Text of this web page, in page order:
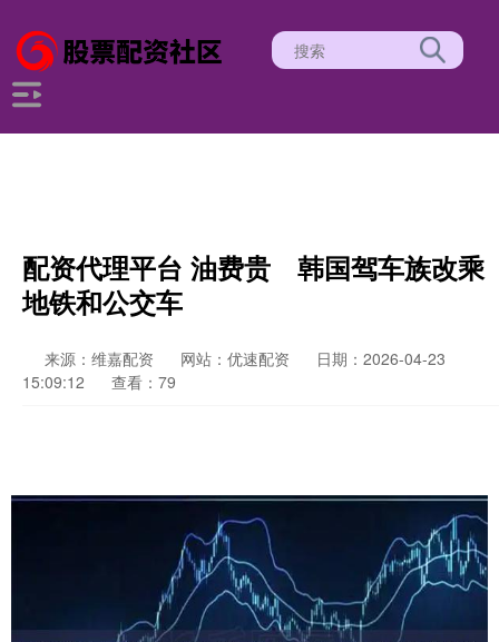
配资代理平台 油费贵 韩国驾车族改乘
地铁和公交车
来源：维嘉配资 网站：优速配资
日期：2026-04-23
15:09:12
查看：79